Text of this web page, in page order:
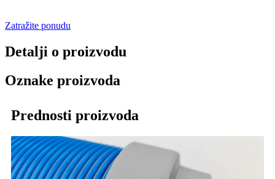
Zatražite ponudu
Detalji o proizvodu
Oznake proizvoda
Prednosti proizvoda